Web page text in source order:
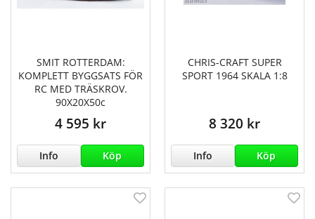
SMIT ROTTERDAM:
KOMPLETT BYGGSATS FÖR
RC MED TRÄSKROV.
90X20X50c
4 595 kr
Info Köp
CHRIS-CRAFT SUPER
SPORT 1964 SKALA 1:8
8 320 kr
Info Köp